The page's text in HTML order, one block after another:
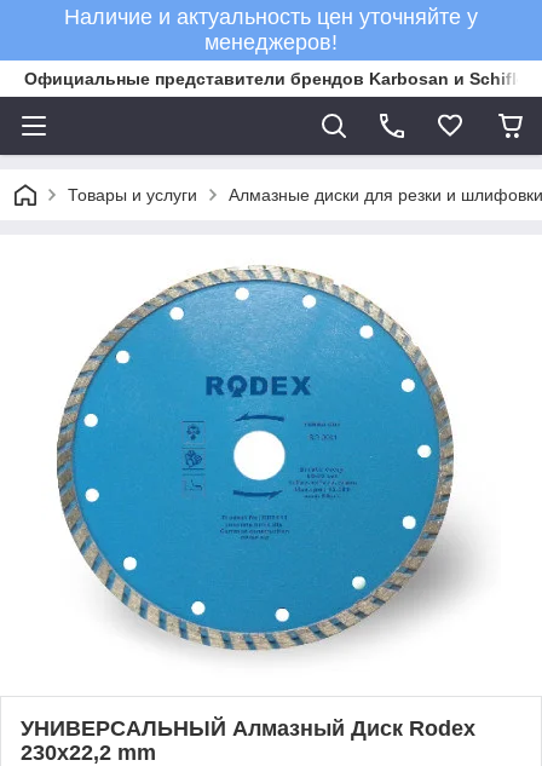
Наличие и актуальность цен уточняйте у
менеджеров!
Официальные представители брендов Karbosan и Schifler
Товары и услуги Алмазные диски для резки и
УНИВЕРСАЛЬНЫЙ Алмазный Диск Rodex
230x22,2 mm